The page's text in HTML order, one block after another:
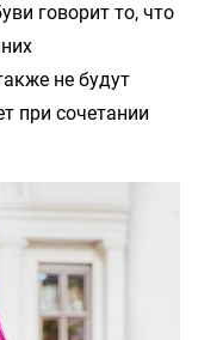
говорит то, что
не будут
при сочетании